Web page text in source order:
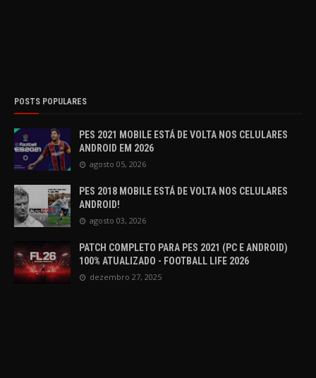
POSTS POPULARES
PES 2021 MOBILE ESTÁ DE VOLTA NOS CELULARES
ANDROID EM 2026
agosto 05, 2026
PES 2018 MOBILE ESTÁ DE VOLTA NOS CELULARES
ANDROID!
agosto 03, 2026
PATCH COMPLETO PARA PES 2021 (PC E ANDROID)
100% ATUALIZADO - FOOTBALL LIFE 2026
dezembro 27, 2025